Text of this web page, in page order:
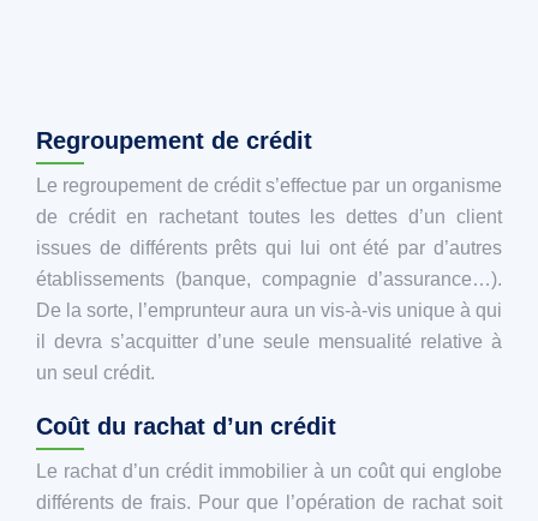
Regroupement de crédit
Le regroupement de crédit s’effectue par un organisme
de crédit en rachetant toutes les dettes d’un client
issues de différents prêts qui lui ont été par d’autres
établissements (banque, compagnie d’assurance…).
De la sorte, l’emprunteur aura un vis-à-vis unique à qui
il devra s’acquitter d’une seule mensualité relative à
un seul crédit.
Coût du rachat d’un crédit
Le rachat d’un crédit immobilier à un coût qui englobe
différents de frais. Pour que l’opération de rachat soit